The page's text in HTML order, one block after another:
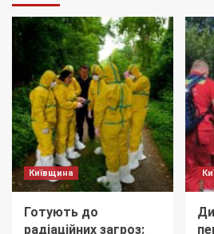
Київщина
Готують до
радіаційних загроз: